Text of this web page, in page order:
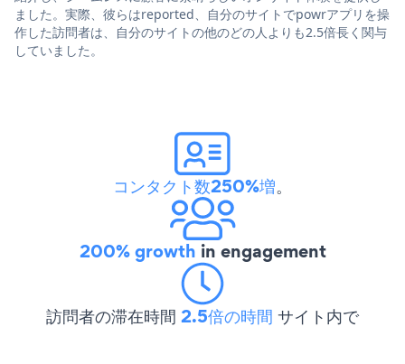
ました。実際、彼らはreported、自分のサイトでpowrアプリを操
作した訪問者は、自分のサイトの他のどの人よりも2.5倍長く関与
していました。
コンタクト数250%増。
200% growth in engagement
訪問者の滞在時間 2.5倍の時間 サイト内で